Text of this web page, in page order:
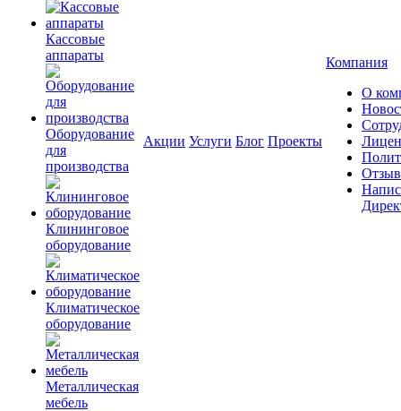
Кассовые
аппараты
Оборудование
для
производства
Клининговое
оборудование
Климатическое
оборудование
Металлическая
мебель
Акции Услуги Блог Проекты
Компания
О